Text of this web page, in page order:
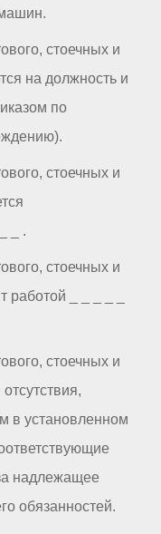
стоечных и
на должность и
по
стоечных и
_ .
стоечных и
работой _ _ _ _ _
стоечных и
в установленном
надлежащее
обязанностей.